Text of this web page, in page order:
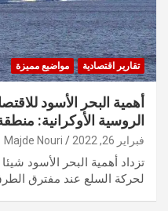
تقارير اقتصادية مواضيع مميزة
أهمية البحر الأسود
الروسية الأوكرانية:
فبراير 26, 2022 Majde Nouri
تزداد أهمية البحر الأسود
لحركة السلع عند مفترق